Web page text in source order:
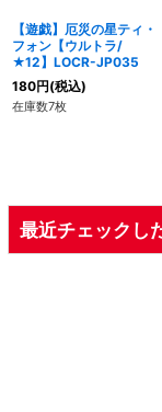
【遊戯】厄災の星ティ・
フォン【ウルトラ/
★12】LOCR-JP035
180円(税込)
在庫数7枚
最近チェックし